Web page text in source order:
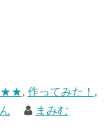
, 作ってみた！ ,
まみむ